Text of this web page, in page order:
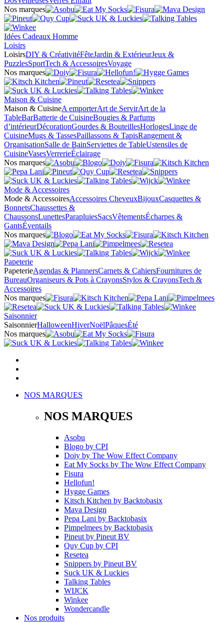
Nos marques
Idées Cadeaux Homme
Loisirs
LoisirsDIY & CréativitéFêteJardin & ExtérieurJeux &
PuzzlesSportTech & AccessoiresVoyage
Nos marques
Maison & Cuisine
Maison & CuisineA emporterArt de ServirArt de la
TableBarBatterie de CuisineBougies & Parfums
d’intérieurDécorationGourdes & BouteillesHorlogesLinge de
CuisineMugs & TassesPaillassons & TapisRangement &
OrganisationSalle de BainServiettes de TableUstensiles de
CuisineVasesVerrerieÉclairage
Nos marques
Mode & Accessoires
Mode & AccessoiresAccessoires CheveuxBijouxCasquettes &
BonnetsChaussettes &
ChaussonsLunettesParapluiesSacsVêtementsÉcharpes &
GantsÉventails
Nos marques
Papeterie
PapeterieAgendas & PlannersCarnets & CahiersFournitures de
BureauOrganiseurs & Pots à CrayonsStylos & CrayonsTech &
Accessoires
Nos marques
Saisonnier
SaisonnierHalloweenHiverNoëlPâquesÉté
Nos marques
NOS MARQUES
NOS MARQUES
Asobu
Blogo by CPI
Doiy by The Wow Effect Company
Eat My Socks by The Wow Effect Company
Fisura
Hellofun!
Hygge Games
Kitsch Kitchen by Backtobasix
Mava Design
Pepa Lani by Backtobasix
Pimpelmees by Backtobasix
Pineut by Pineut BV
Quy Cup by CPI
Resetea
Snippers by Pineut BV
Suck UK & Luckies
Talking Tables
WIJCK
Winkee
Wondercandle
Nos produits